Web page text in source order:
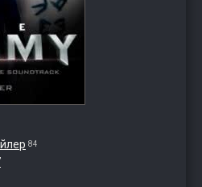
84